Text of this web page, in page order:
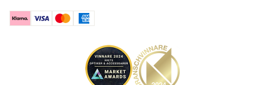
KlarnaVisa MastercardAmerican Express